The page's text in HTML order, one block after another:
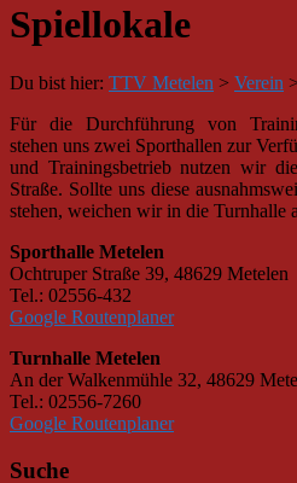
Spiellokale
Du bist hier: TTV Metelen > Verein >
Für die Durchführung von
stehen uns zwei Sporthallen zur
und Trainingsbetrieb nutzen wir
Straße. Sollte uns diese
stehen, weichen wir in die Turnhalle
Sporthalle Metelen
Ochtruper Straße 39, 48629 Metelen
Tel.: 02556-432
Google Routenplaner
Turnhalle Metelen
An der Walkenmühle 32, 48629
Tel.: 02556-7260
Google Routenplaner
Suche